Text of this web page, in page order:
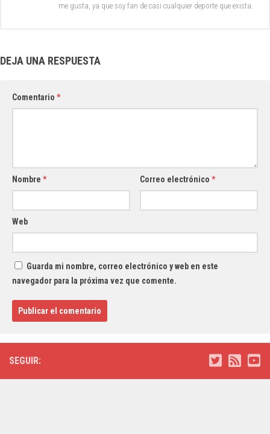
me gusta, ya que soy fan de casi cualquier deporte que exista.
DEJA UNA RESPUESTA
Comentario *
Nombre * Correo electrónico*
Web
Guarda mi nombre, correo electrónico y web en este
navegador para la próxima vez que comente.
SEGUIR: